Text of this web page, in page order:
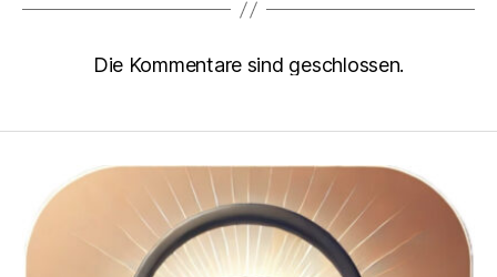
Die Kommentare sind geschlossen.